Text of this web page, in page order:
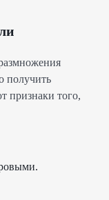
получить
признаки того,